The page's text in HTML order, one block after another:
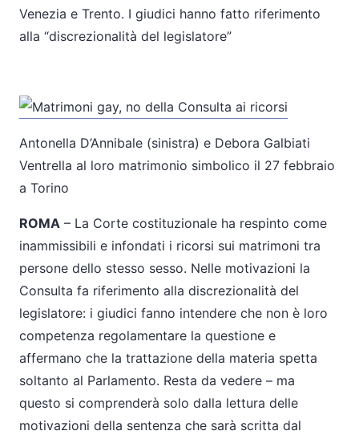
Venezia e Trento. I giudici hanno fatto riferimento
alla “discrezionalità del legislatore”
Antonella D’Annibale (sinistra) e Debora Galbiati
Ventrella al loro matrimonio simbolico il 27 febbraio
a Torino
ROMA – La Corte costituzionale ha respinto come
inammissibili e infondati i ricorsi sui matrimoni tra
persone dello stesso sesso. Nelle motivazioni la
Consulta fa riferimento alla discrezionalità del
legislatore: i giudici fanno intendere che non è loro
competenza regolamentare la questione e
affermano che la trattazione della materia spetta
soltanto al Parlamento. Resta da vedere – ma
questo si comprenderà solo dalla lettura delle
motivazioni della sentenza che sarà scritta dal